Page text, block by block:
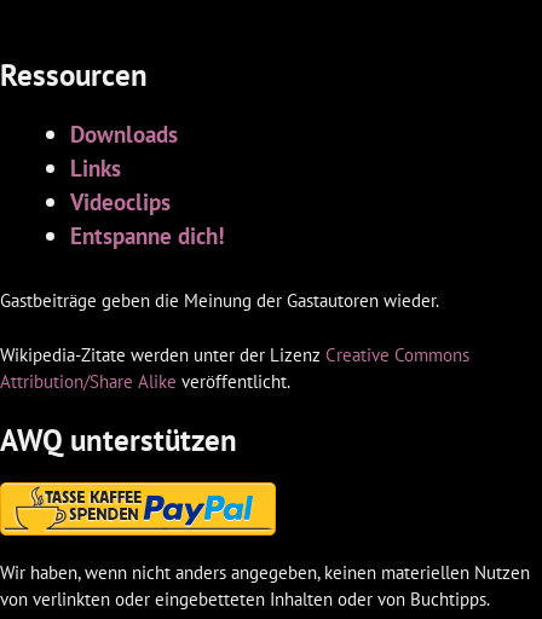
Ressourcen
Downloads
Links
Videoclips
Entspanne dich!
Gastbeiträge geben die Meinung der Gastautoren wieder.
Wikipedia-Zitate werden unter der Lizenz Creative Commons
Attribution/Share Alike veröffentlicht.
AWQ unterstützen
Wir haben, wenn nicht anders angegeben, keinen materiellen Nutzen
von verlinkten oder eingebetteten Inhalten oder von Buchtipps.